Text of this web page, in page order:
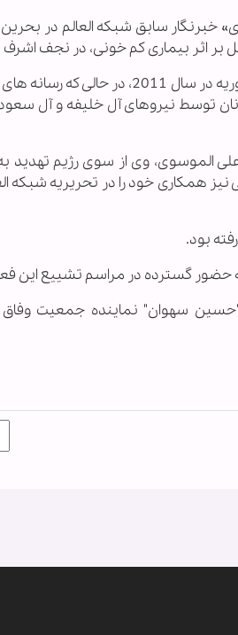
خبرنگار سابق شبکه العالم در
بر اثر بیماری کم خونی، در نجف
سید "علی الموسوی" همزمان با شکل گیری انقلاب
توسط نیروهای آل خلیفه و آل سعود
علی الموسوی، وی از سوی رژیم
همکاری خود را در تحریریه شبکه
بود.
سهوان" نماینده جمعیت وفاق